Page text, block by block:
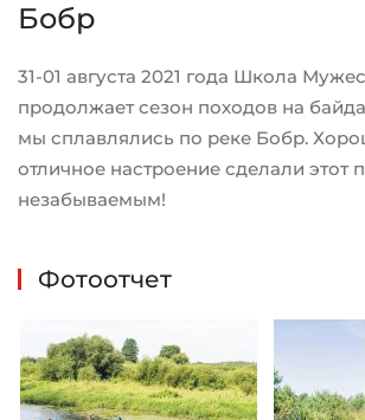
Бобр
31-01 августа 2021 года Школа
продолжает сезон походов на
мы сплавлялись по реке Бобр.
отличное настроение сделали этот
незабываемым!
Фотоотчет
Увеличить